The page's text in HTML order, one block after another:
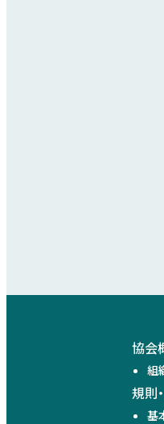
協会
組
規則
基